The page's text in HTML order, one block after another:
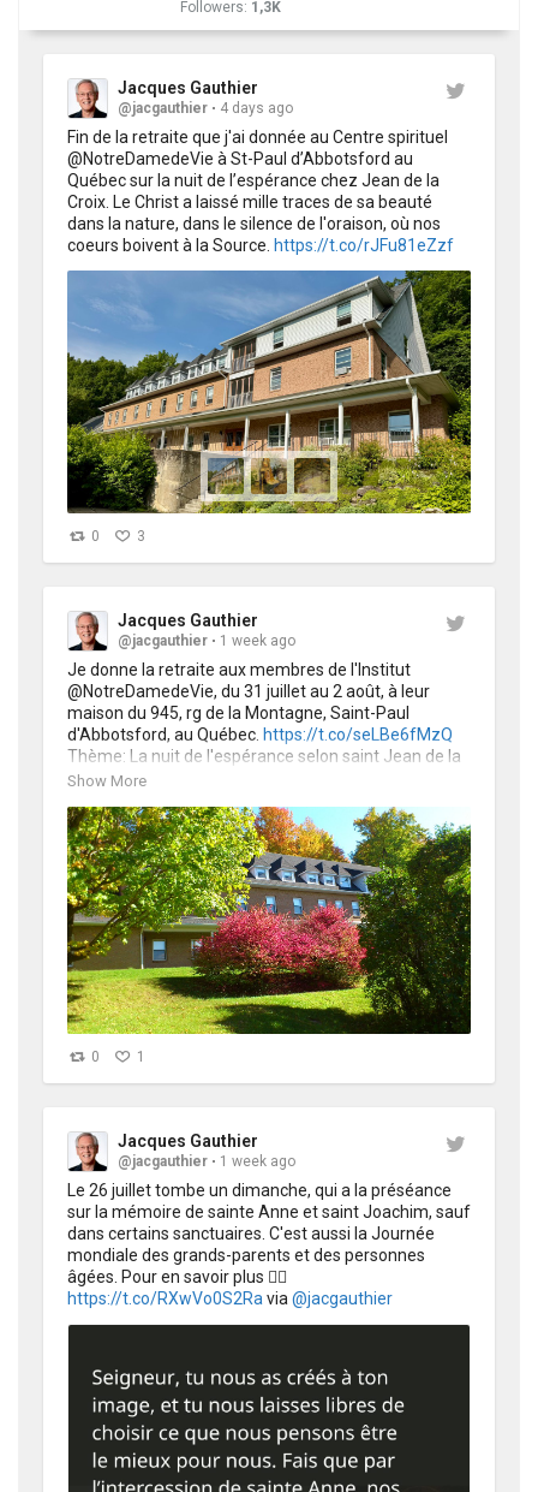
Followers: 1,3K
Jacques Gauthier
@jacgauthier 4 days ago
Fin de la retraite que j'ai donnée au Centre spirituel
@NotreDamedeVie à St-Paul d’Abbotsford au
Québec sur la nuit de l’espérance chez Jean de la
Croix. Le Christ a laissé mille traces de sa beauté
dans la nature, dans le silence de l'oraison, où nos
coeurs boivent à la Source. https://t.co/rJFu81eZzf
0 3
Jacques Gauthier
@jacgauthier 1 week ago
Je donne la retraite aux membres de l'Institut
@NotreDamedeVie, du 31 juillet au 2 août, à leur
maison du 945, rg de la Montagne, Saint-Paul
d'Abbotsford, au Québec. https://t.co/seLBe6fMzQ
Thème: La nuit de l'espérance selon saint Jean de la
Croix. https://t.co/lvROwoS6Bu
Show More
0 1
Jacques Gauthier
@jacgauthier 1 week ago
Le 26 juillet tombe un dimanche, qui a la préséance
sur la mémoire de sainte Anne et saint Joachim, sauf
dans certains sanctuaires. C'est aussi la Journée
mondiale des grands-parents et des personnes
https://t.co/RXwVo0S2Ra via @jacgauthier